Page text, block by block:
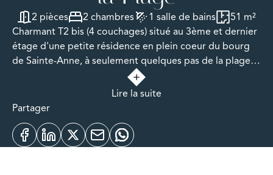
2 pièces 2 chambres 1 salle de bains
51 m²
Charmant T2 bis (4 couchages) situé au 3ème et dernier
étage d'une petite résidence en plein coeur du bourg
de Sainte-Anne, à seulement quelques pas de la plage
et de toutes les commodités.
Cet appartement atypique développe une surface
traversant de 24 m² baigné de lumière naturelle, offrant
un espace de vie agréable et aéré. La cuisine, discrète et
Lire la suite
Partager